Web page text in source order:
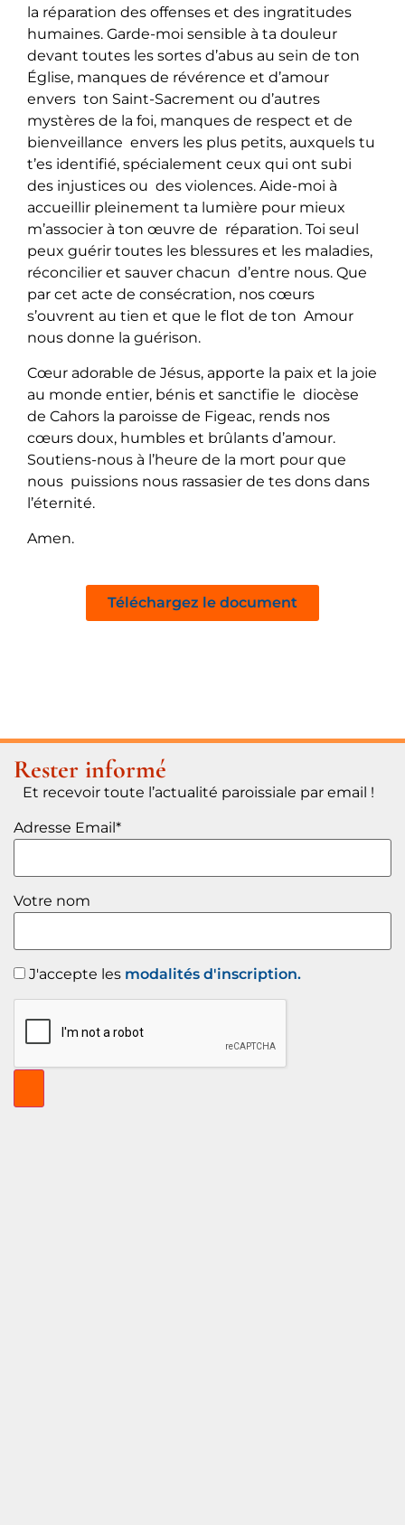
la réparation des offenses et des ingratitudes
humaines. Garde-moi sensible à ta douleur
devant toutes les sortes d’abus au sein de ton
Église, manques de révérence et d’amour
envers ton Saint-Sacrement ou d’autres
mystères de la foi, manques de respect et de
bienveillance envers les plus petits, auxquels tu
t’es identifié, spécialement ceux qui ont subi
des injustices ou des violences. Aide-moi à
accueillir pleinement ta lumière pour mieux
m’associer à ton œuvre de réparation. Toi seul
peux guérir toutes les blessures et les maladies,
réconcilier et sauver chacun d’entre nous. Que
par cet acte de consécration, nos cœurs
s’ouvrent au tien et que le flot de ton Amour
nous donne la guérison.
Cœur adorable de Jésus, apporte la paix et la joie
au monde entier, bénis et sanctifie le diocèse
de Cahors la paroisse de Figeac, rends nos
cœurs doux, humbles et brûlants d’amour.
Soutiens-nous à l’heure de la mort pour que
nous puissions nous rassasier de tes dons dans
l’éternité.
Amen.
Téléchargez le document
Rester informé
Et recevoir toute l’actualité paroissiale par email !
Adresse Email*
Votre nom
J'accepte les modalités d'inscription.